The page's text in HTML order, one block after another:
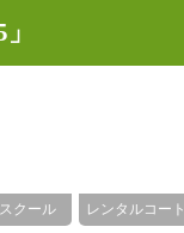
スクール レンタルコート